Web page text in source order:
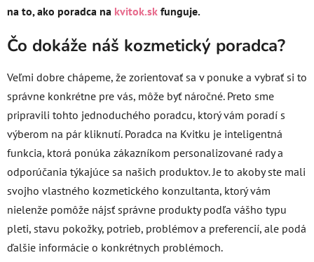
na to, ako poradca na kvitok.sk funguje.
Čo dokáže náš kozmetický poradca?
Veľmi dobre chápeme, že zorientovať sa v ponuke a vybrať si to
správne konkrétne pre vás, môže byť náročné. Preto sme
pripravili tohto jednoduchého poradcu, ktorý vám poradí s
výberom na pár kliknutí. Poradca na Kvitku je inteligentná
funkcia, ktorá ponúka zákazníkom personalizované rady a
odporúčania týkajúce sa našich produktov. Je to akoby ste mali
svojho vlastného kozmetického konzultanta, ktorý vám
nielenže pomôže nájsť správne produkty podľa vášho typu
pleti, stavu pokožky, potrieb, problémov a preferencií, ale podá
ďalšie informácie o konkrétnych problémoch.